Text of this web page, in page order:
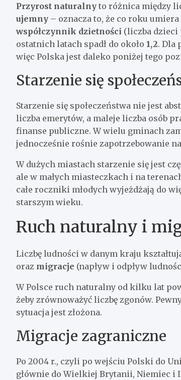
Przyrost naturalny to różnica między
ujemny – oznacza to, że co roku
współczynnik dzietności (liczba dzieci
ostatnich latach spadł do około 1,2. Dla
więc Polska jest daleko poniżej tego
Starzenie się
Starzenie się społeczeństwa nie jest
liczba emerytów, a maleje liczba osób
finanse publiczne. W wielu gminach
jednocześnie rośnie zapotrzebowanie
W dużych miastach starzenie się jest
ale w małych miasteczkach i na
całe roczniki młodych wyjeżdżają do
starszym wieku.
Ruch naturalny i
Liczbę ludności w danym kraju
oraz migracje (napływ i odpływ
W Polsce ruch naturalny od kilku lat
żeby zrównoważyć liczbę zgonów.
sytuacja jest złożona.
Migracje zagraniczne
Po 2004 r., czyli po wejściu Polski do
głównie do Wielkiej Brytanii, Niemiec i